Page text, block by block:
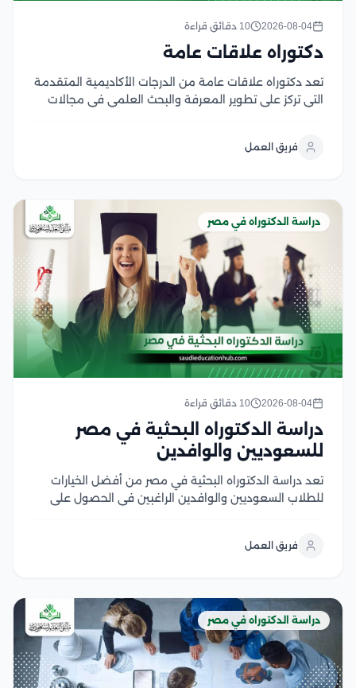
2026-08-04 10 دقائق قراءة
دكتوراه علاقات عامة
تعد دكتوراه علاقات عامة من الدرجات الأكاديمية المتقدمة
التي تركز على تطوير المعرفة والبحث العلمي في مجالات
على دراسة استراتيجيات التواصل الحديثة وتحليل دور
فريق العمل
دراسة الدكتوراه في مصر
2026-08-04 10 دقائق قراءة
دراسة الدكتوراه البحثية في مصر
للسعوديين والوافدين
تعد دراسة الدكتوراه البحثية في مصر من أفضل الخيارات
للطلاب السعوديين والوافدين الراغبين في الحصول على
النظام بالتركيز على إعداد رسالة علمية أصيلة تحت...
فريق العمل
دراسة الدكتوراه في مصر